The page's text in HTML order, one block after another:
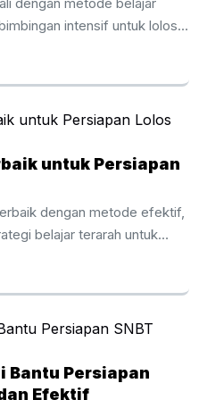
intensif untuk lolos
CPNS Bali
yang konsisten. Oleh karena
Les Privat CPNS Bali
peluang lolos.
ketat setiap tahunnya,
terasa kurang cukup. Di
privat CPNS terus
untuk Persiapan
dengan metode efektif,
belajar terarah untuk
lengkapnya di sini.
banyak siswa mulai mencari
strategis untuk
pendekatan belajar
bimbingan tutor
menjadi lebih efektif dan
Bantu Persiapan
Efektif